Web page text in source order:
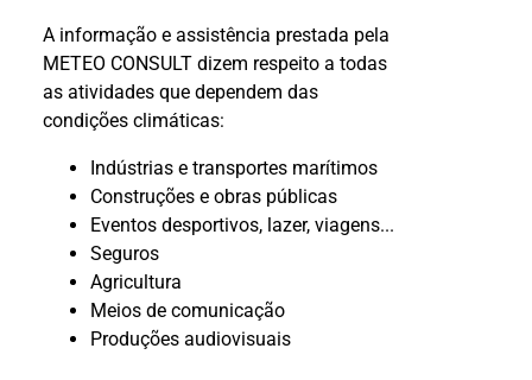
A informação e assistência prestada pela
METEO CONSULT dizem respeito a todas
as atividades que dependem das
condições climáticas:
Indústrias e transportes marítimos
Construções e obras públicas
Eventos desportivos, lazer, viagens...
Seguros
Agricultura
Meios de comunicação
Produções audiovisuais